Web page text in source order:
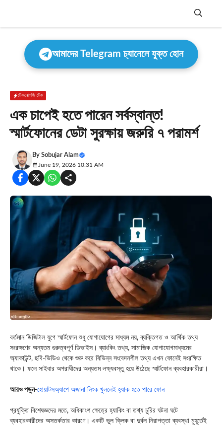
Menu
আমাদের Telegram চ্যানেলে যুক্ত হোন
টেকনোলজি টেক
এক চাপেই হতে পারেন সর্বস্বান্ত!
স্মার্টফোনের ডেটা সুরক্ষায় জরুরি ৭ পরামর্শ
By Sobujar Alam
June 19, 2026 10:31 AM
বর্তমান ডিজিটাল যুগে স্মার্টফোন শুধু যোগাযোগের মাধ্যম নয়, ব্যক্তিগত ও আর্থিক তথ্য
সংরক্ষণের অন্যতম গুরুত্বপূর্ণ ডিভাইস। ব্যাংকিং তথ্য, সামাজিক যোগাযোগমাধ্যমের
অ্যাকাউন্ট, ছবি-ভিডিও থেকে শুরু করে বিভিন্ন সংবেদনশীল তথ্য এখন ফোনেই সংরক্ষিত
থাকে। ফলে সাইবার অপরাধীদের অন্যতম লক্ষ্যবস্তু হয়ে উঠেছে স্মার্টফোন ব্যবহারকারীরা।
আরও পড়ুন-হোয়াটসঅ্যাপে অজানা লিংক খুললেই হ্যাক হতে পারে ফোন
প্রযুক্তি বিশেষজ্ঞদের মতে, অধিকাংশ ক্ষেত্রে হ্যাকিং বা তথ্য চুরির ঘটনা ঘটে
ব্যবহারকারীদের অসতর্কতার কারণে। একটি ভুল ক্লিক বা দুর্বল নিরাপত্তা ব্যবস্থা মুহূর্তেই